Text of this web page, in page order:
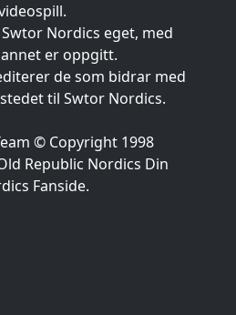
Nordics eget, med
er oppgitt.
de som bidrar med
til Swtor Nordics.
© Copyright 1998
Republic Nordics Din
Fanside.